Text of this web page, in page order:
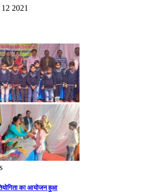
2021
का आयोजन हुआ